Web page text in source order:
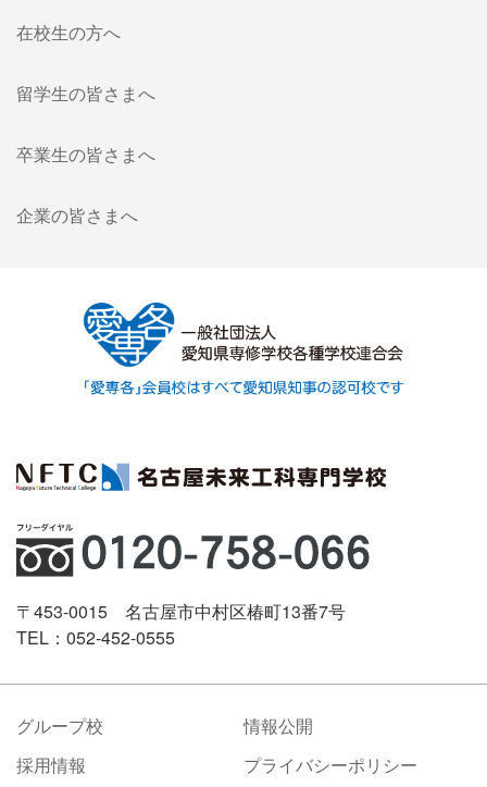
在校生の方へ
留学生の皆さまへ
卒業生の皆さまへ
企業の皆さまへ
〒453-0015 名古屋市中村区椿町13番7号
TEL：052-452-0555
グループ校
情報公開
採用情報
プライバシーポリシー